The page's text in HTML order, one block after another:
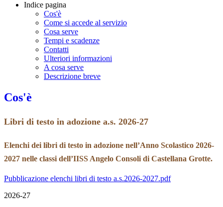
Indice pagina
Cos'è
Come si accede al servizio
Cosa serve
Tempi e scadenze
Contatti
Ulteriori informazioni
A cosa serve
Descrizione breve
Cos'è
Libri di testo in adozione a.s. 2026-27
Elenchi dei libri di testo in adozione nell’Anno Scolastico 2026-
2027 nelle classi dell’IISS Angelo Consoli di Castellana Grotte.
Pubblicazione elenchi libri di testo a.s.2026-2027.pdf
2026-27